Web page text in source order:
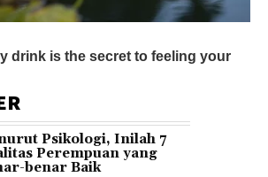
Psikologi, Inilah 7
Perempuan yang
benar Baik